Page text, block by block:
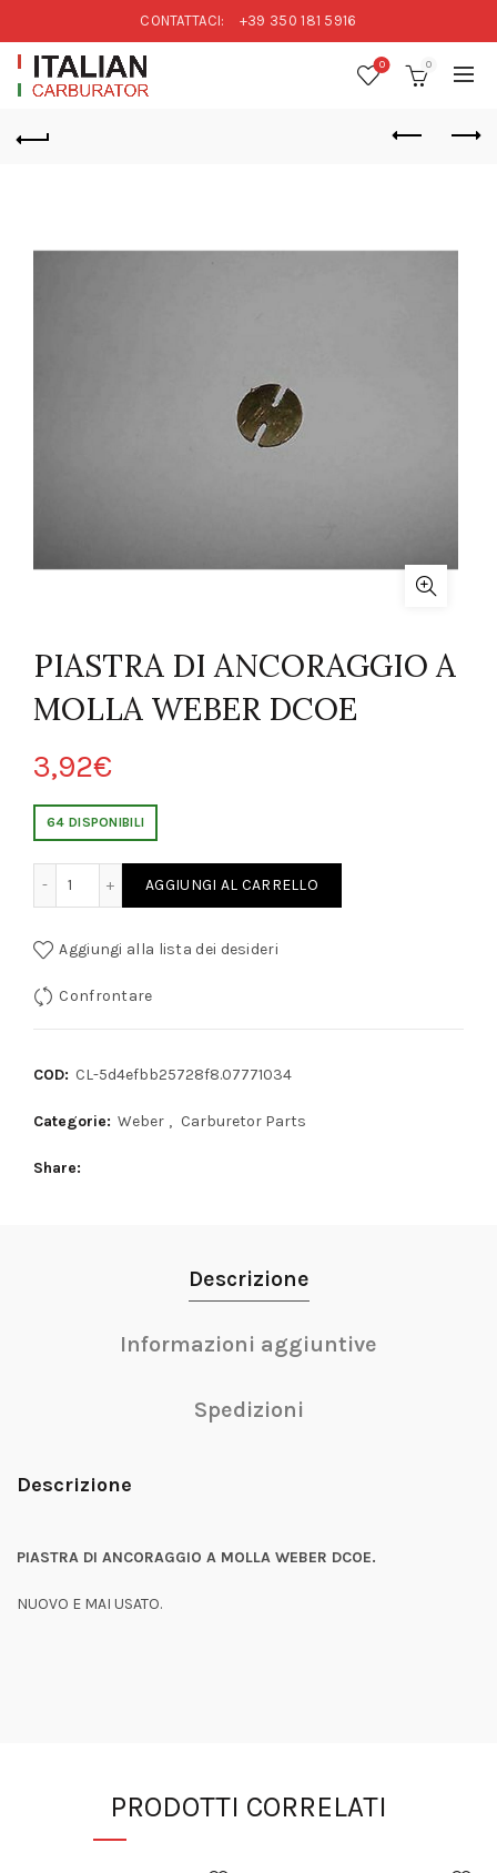
CONTATTACI: +39 350 181 5916
0 0
PIASTRA DI ANCORAGGIO A
MOLLA WEBER DCOE
3,92€
64 DISPONIBILI
AGGIUNGI AL CARRELLO
Aggiungi alla lista dei desideri
Confrontare
COD: CL-5d4efbb25728f8.07771034
Categorie: Weber , Carburetor Parts
Share
Descrizione
Informazioni aggiuntive
Spedizioni
Descrizione
PIASTRA DI ANCORAGGIO A MOLLA WEBER DCOE.
NUOVO E MAI USATO.
PRODOTTI CORRELATI